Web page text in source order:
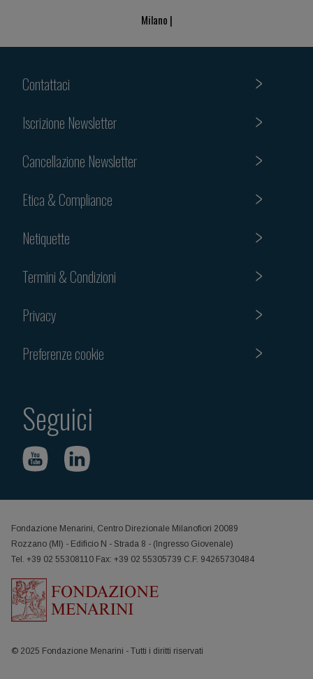
Milano |
Contattaci
Iscrizione Newsletter
Cancellazione Newsletter
Etica & Compliance
Netiquette
Termini & Condizioni
Privacy
Preferenze cookie
Seguici
Fondazione Menarini, Centro Direzionale Milanofiori 20089
Rozzano (MI) - Edificio N - Strada 8 - (Ingresso Giovenale)
Tel. +39 02 55308110 Fax: +39 02 55305739 C.F. 94265730484
© 2025 Fondazione Menarini - Tutti i diritti riservati